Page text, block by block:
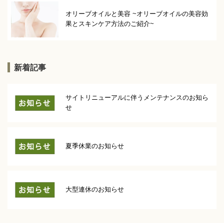
オリーブオイルと美容 ~オリーブオイルの美容効
果とスキンケア方法のご紹介~
新着記事
サイトリニューアルに伴うメンテナンスのお知ら
せ
夏季休業のお知らせ
大型連休のお知らせ